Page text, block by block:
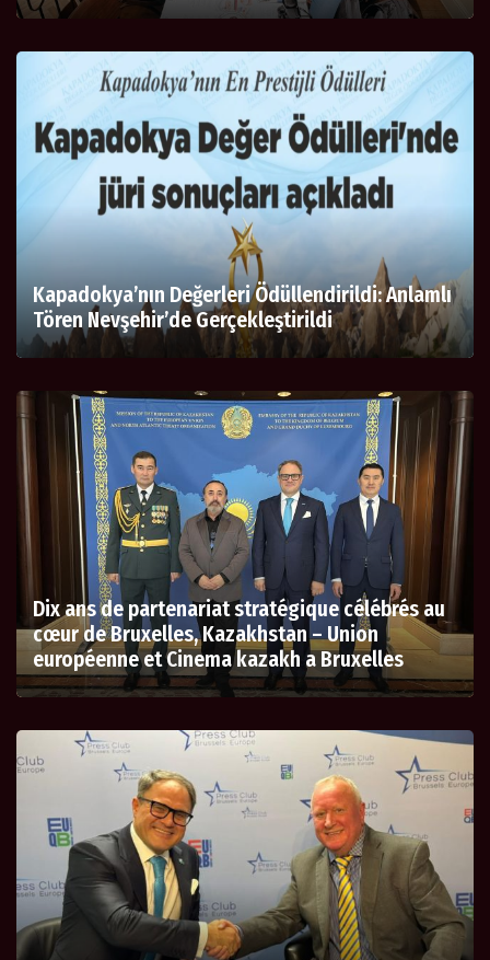
Kapadokya’nın Değerleri Ödüllendirildi: Anlamlı
Tören Nevşehir’de Gerçekleştirildi
Dix ans de partenariat stratégique célébrés au
cœur de Bruxelles, Kazakhstan – Union
européenne et Cinema kazakh a Bruxelles